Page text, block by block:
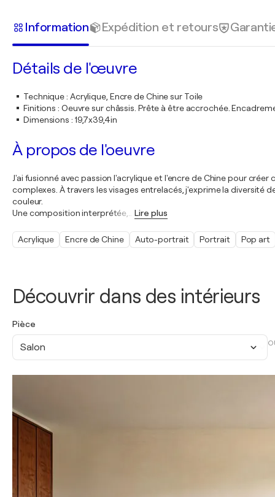
Découvrir dans des intérieurs
Pièce
Salon
Information Expédition et retours
Détails de l'œuvre
Technique: Acrylique, Encre de Chine sur Toile
Finitions : Oeuvre sur châssis. Prête à être accrochée.
Dimensions : 19,7x39,4in
À propos de l'oeuvre
J'ai fusionné avec passion l'acrylique et l'encre de Chine pour
complexes. À travers les visages entrelacés, j'exprime la diversité
couleur.
Une composition interprétée,
Lire plus
Acrylique Encre de Chine Auto-portrait Portrait Pop art